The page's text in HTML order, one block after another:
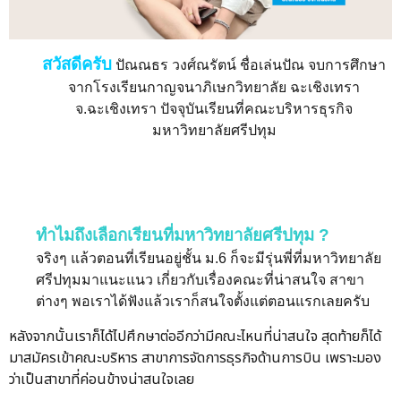
สวัสดีครับ ปัณณธร วงศ์ณรัตน์ ชื่อเล่นปัณ จบการศึกษา
จากโรงเรียนกาญจนาภิเษกวิทยาลัย ฉะเชิงเทรา
จ.ฉะเชิงเทรา ปัจจุบันเรียนที่คณะบริหารธุรกิจ
มหาวิทยาลัยศรีปทุม
ทำไมถึงเลือกเรียนที่มหาวิทยาลัยศรีปทุม ?
จริงๆ แล้วตอนที่เรียนอยู่ชั้น ม.6 ก็จะมีรุ่นพี่ที่มหาวิทยาลัย
ศรีปทุมมาแนะแนว เกี่ยวกับเรื่องคณะที่น่าสนใจ สาขา
ต่างๆ พอเราได้ฟังแล้วเราก็สนใจตั้งแต่ตอนแรกเลยครับ
หลังจากนั้นเราก็ได้ไปศึกษาต่ออีกว่ามีคณะไหนที่น่าสนใจ สุดท้ายก็ได้
มาสมัครเข้าคณะบริหาร สาขาการจัดการธุรกิจด้านการบิน เพราะมอง
ว่าเป็นสาขาที่ค่อนข้างน่าสนใจเลย